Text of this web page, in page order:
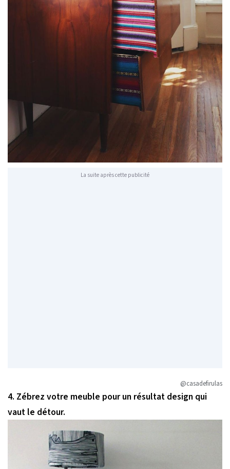
La suite après cette publicité
@casadefirulas
4. Zébrez votre meuble pour un résultat design qui
vaut le détour.